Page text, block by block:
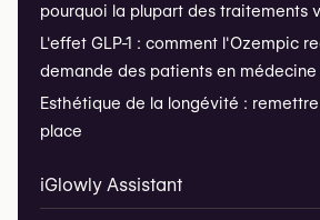
pourquoi la plupart des traitements
L'effet GLP-1 : comment l'Ozempic
demande des patients en
Esthétique de la longévité :
place
iGlowly Assistant